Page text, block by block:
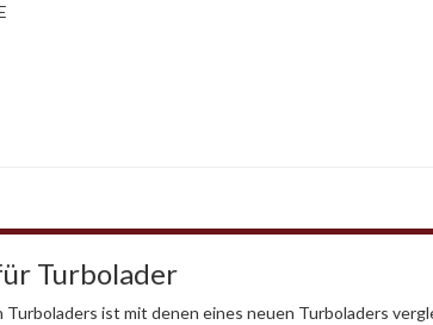
Turbolader
ist mit denen eines neuen Turboladers